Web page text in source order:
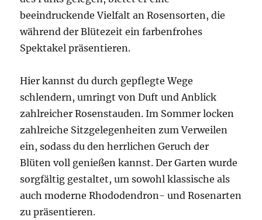
beeindruckende Vielfalt an Rosensorten, die
während der Blütezeit ein farbenfrohes
Spektakel präsentieren.
Hier kannst du durch gepflegte Wege
schlendern, umringt von Duft und Anblick
zahlreicher Rosenstauden. Im Sommer locken
zahlreiche Sitzgelegenheiten zum Verweilen
ein, sodass du den herrlichen Geruch der
Blüten voll genießen kannst. Der Garten wurde
sorgfältig gestaltet, um sowohl klassische als
auch moderne Rhododendron- und Rosenarten
zu präsentieren.